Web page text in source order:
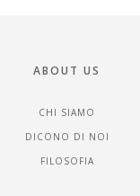
ABOUT US
CHI SIAMO
DICONO DI NOI
FILOSOFIA